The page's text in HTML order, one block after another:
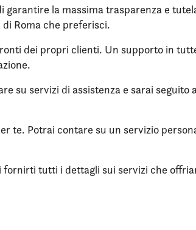
la massima trasparenza e
Roma che preferisci.
dei propri clienti. Un supporto in
su servizi di assistenza e sarai seguito
te. Potrai contare su un servizio
tutti i dettagli sui servizi che